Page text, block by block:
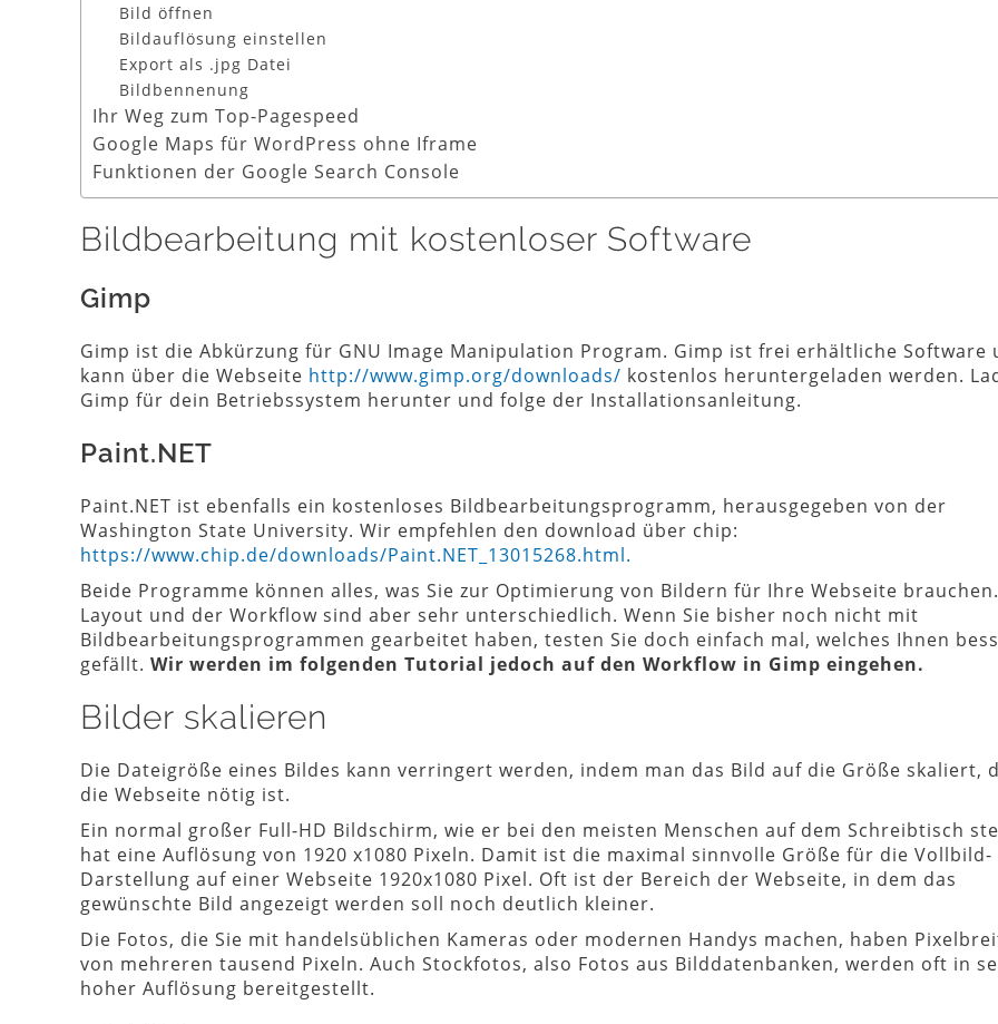
Bild öffnen
Bildauflösung einstellen
Export als .jpg Datei
Bildbennenung
Ihr Weg zum Top-Pagespeed
Google Maps für WordPress ohne Iframe
Funktionen der Google Search Console
Bildbearbeitung mit kostenloser Software
Gimp
Gimp ist die Abkürzung für GNU Image Manipulation Program. Gimp ist frei erhältliche Software
kann über die Webseite http://www.gimp.org/downloads/ kostenlos heruntergeladen werden.
Gimp für dein Betriebssystem herunter und folge der Installationsanleitung.
Paint.NET
Paint.NET ist ebenfalls ein kostenloses Bildbearbeitungsprogramm, herausgegeben von der
Washington State University. Wir empfehlen den download über chip:
https://www.chip.de/downloads/Paint.NET_13015268.html.
Beide Programme können alles, was Sie zur Optimierung von Bildern für Ihre Webseite
Layout und der Workflow sind aber sehr unterschiedlich. Wenn Sie bisher noch nicht mit
Bildbearbeitungsprogrammen gearbeitet haben, testen Sie doch einfach mal, welches Ihnen
gefällt. Wir werden im folgenden Tutorial jedoch auf den Workflow in Gimp eingehen.
Bilder skalieren
Die Dateigröße eines Bildes kann verringert werden, indem man das Bild auf die Größe skaliert,
die Webseite nötig ist.
Ein normal großer Full-HD Bildschirm, wie er bei den meisten Menschen auf dem Schreibtisch
hat eine Auflösung von 1920 x1080 Pixeln. Damit ist die maximal sinnvolle Größe für die Vollbild-
Darstellung auf einer Webseite 1920x1080 Pixel. Oft ist der Bereich der Webseite, in dem das
gewünschte Bild angezeigt werden soll noch deutlich kleiner.
Die Fotos, die Sie mit handelsüblichen Kameras oder modernen Handys machen, haben
von mehreren tausend Pixeln. Auch Stockfotos, also Fotos aus Bilddatenbanken, werden oft in
hoher Auflösung bereitgestellt.